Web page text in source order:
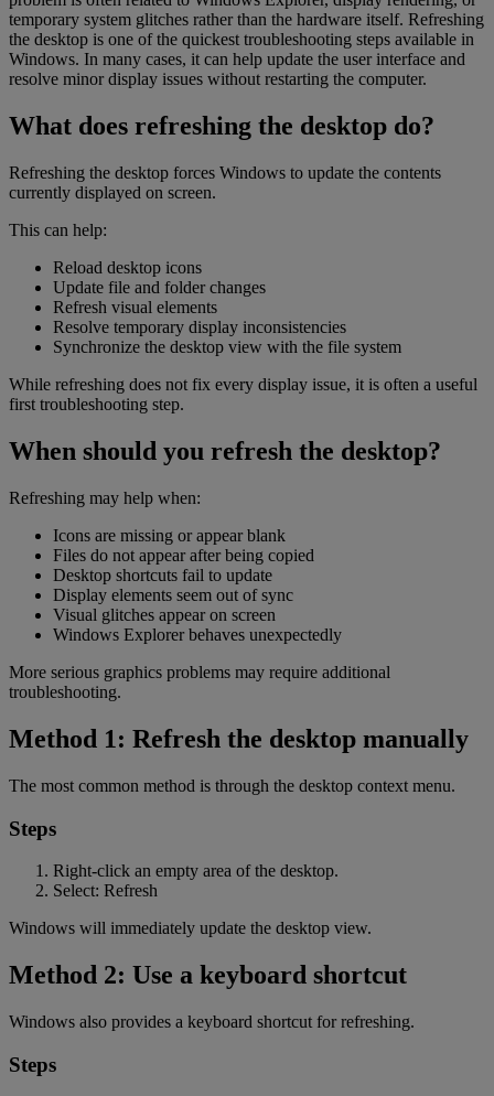
temporary system glitches rather than the hardware itself. Refreshing
the desktop is one of the quickest troubleshooting steps available in
Windows. In many cases, it can help update the user interface and
resolve minor display issues without restarting the computer.
What does refreshing the desktop do?
Refreshing the desktop forces Windows to update the contents
currently displayed on screen.
This can help:
Reload desktop icons
Update file and folder changes
Refresh visual elements
Resolve temporary display inconsistencies
Synchronize the desktop view with the file system
While refreshing does not fix every display issue, it is often a useful
first troubleshooting step.
When should you refresh the desktop?
Refreshing may help when:
Icons are missing or appear blank
Files do not appear after being copied
Desktop shortcuts fail to update
Display elements seem out of sync
Visual glitches appear on screen
Windows Explorer behaves unexpectedly
More serious graphics problems may require additional
troubleshooting.
Method 1: Refresh the desktop manually
The most common method is through the desktop context menu.
Steps
Right-click an empty area of the desktop.
Select: Refresh
Windows will immediately update the desktop view.
Method 2: Use a keyboard shortcut
Windows also provides a keyboard shortcut for refreshing.
Steps